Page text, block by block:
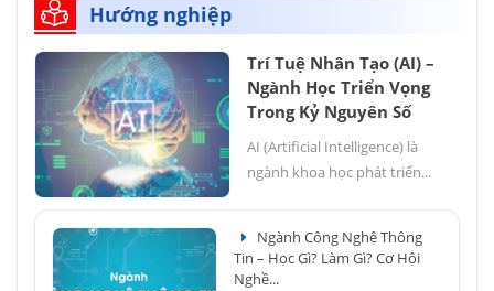
Hướng nghiệp
Trí Tuệ Nhân Tạo (AI) –
Ngành Học Triển Vọng
Trong Kỷ Nguyên Số
AI (Artificial Intelligence) là
ngành khoa học phát triển...
Ngành Công Nghệ Thông
Tin – Học Gì? Làm Gì? Cơ Hội
Nghề...